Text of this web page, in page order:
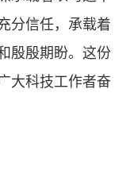
分信任，承载着
殷殷期盼。这份
大科技工作者奋